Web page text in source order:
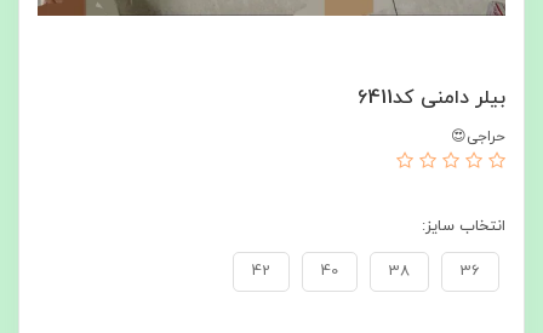
بیلر دامنی کد6411
حراجی😍
انتخاب سایز:
36
38
40
42